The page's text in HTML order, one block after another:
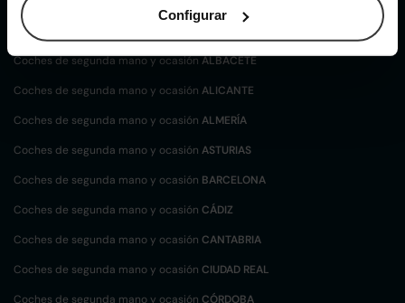
Configurar
Coches de segunda mano y ocasión por
localización
Coches de segunda mano y ocasiónALBACETE
Coches de segunda mano y ocasión ALICANTE
Coches de segunda mano y ocasión ALMERÍA
Coches de segunda mano y ocasión ASTURIAS
Coches de segunda mano y ocasión BARCELONA
Coches de segunda mano y ocasión CÁDIZ
Coches de segunda mano y ocasión CANTABRIA
Coches de segunda mano y ocasión CIUDAD REAL
Coches de segunda mano y ocasión CÓRDOBA